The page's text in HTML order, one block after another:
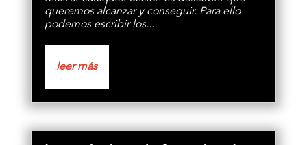
queremos alcanzar y conseguir. Para ello
podemos escribir los...
leer más